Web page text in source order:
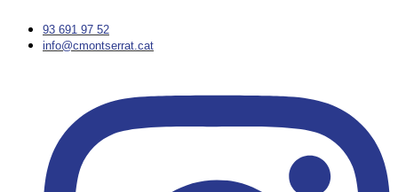
contingut
93 691 97 52
info@cmontserrat.cat